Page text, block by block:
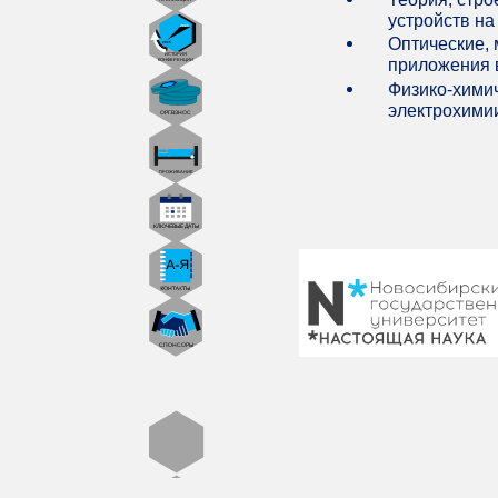
устройств
Оптические,
приложения
Физико-